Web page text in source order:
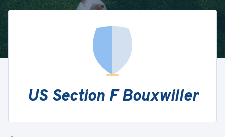
US Section F Bouxwiller